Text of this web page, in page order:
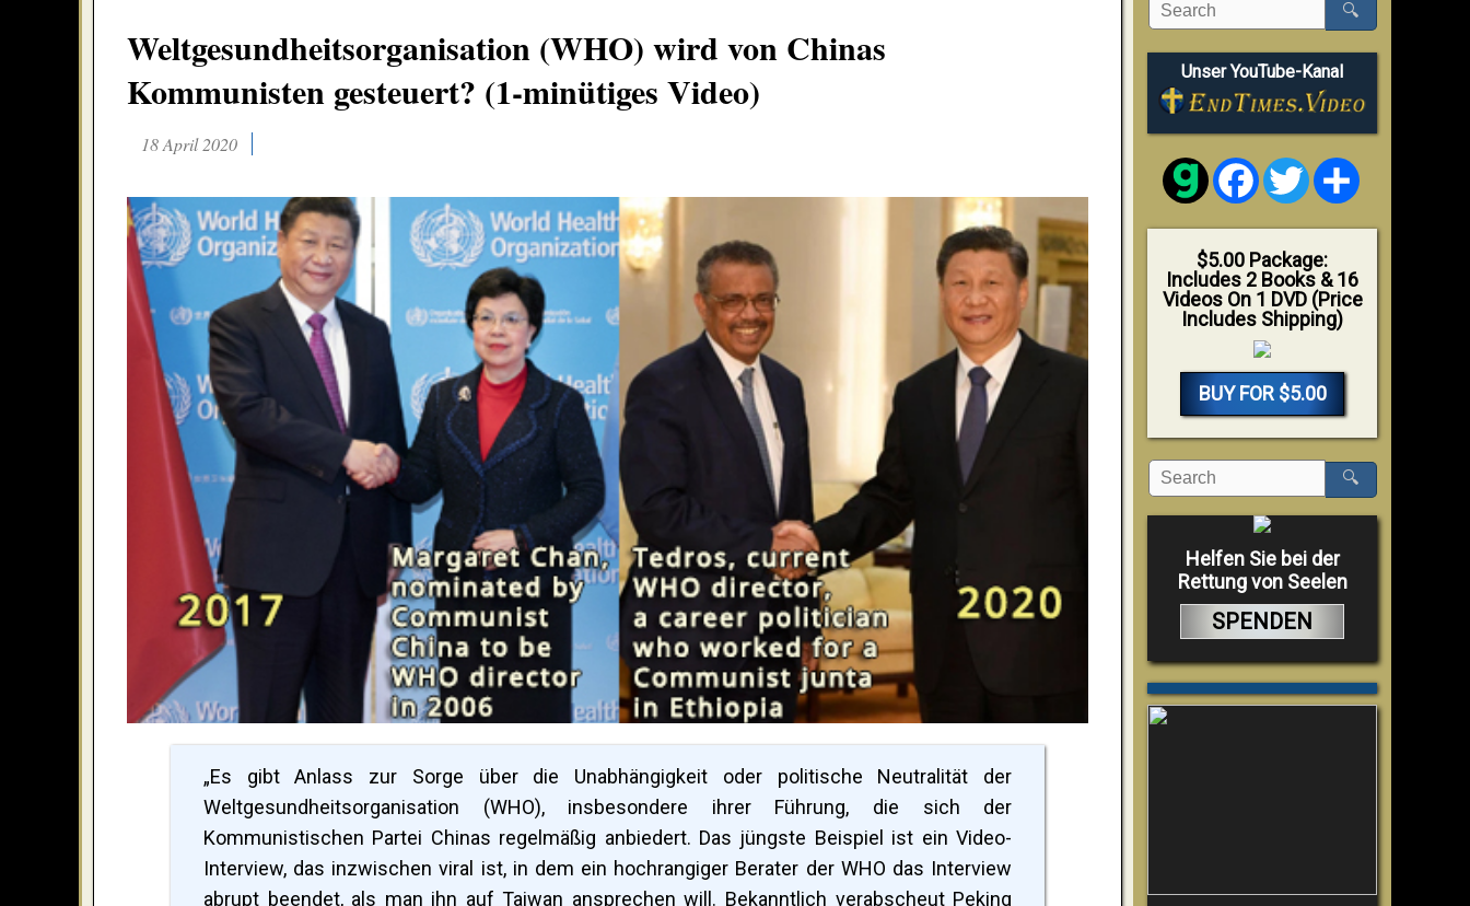
Weltgesundheitsorganisation (WHO) wird von Chinas
Kommunisten gesteuert? (1-minütiges Video)
18 April 2020
„Es gibt Anlass zur Sorge über die Unabhängigkeit oder politische Neutralität der
Weltgesundheitsorganisation (WHO), insbesondere ihrer Führung, die sich der
Kommunistischen Partei Chinas regelmäßig anbiedert. Das jüngste Beispiel ist ein Video-
Interview, das inzwischen viral ist, in dem ein hochrangiger Berater der WHO das Interview
abrupt beendet, als man ihn auf Taiwan ansprechen will. Bekanntlich verabscheut Peking
🔍
Unser YouTube-Kanal
FacebookTwitter
$5.00 Package:
Includes 2 Books & 16
Videos On 1 DVD (Price
Includes Shipping)
BUY FOR $5.00
🔍
Helfen Sie bei der
Rettung von Seelen
SPENDEN